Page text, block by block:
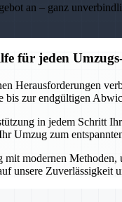
an – ganz
für jeden
Herausforderungen
zur endgültigen
in jedem Schritt
Umzug zum
modernen
unsere Zuverlässigkeit